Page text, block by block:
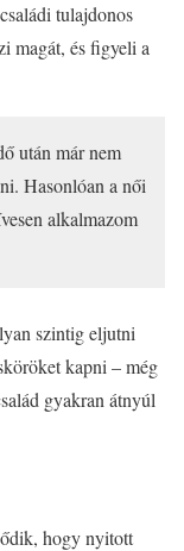
tulajdonos
magát, és figyeli a
után már nem
Hasonlóan a női
alkalmazom
szintig eljutni
kapni – még
gyakran átnyúl
hogy nyitott